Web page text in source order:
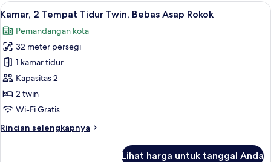
Tempat
King,
Bebas
Asap
Rokok
Lihat
semua
foto
untuk
Kamar,
2
Tempat
Tidur
Bebas
Kamar, 2 Tempat Tidur Twin, Bebas
4
Kamar, 2 Tempat Tidur Twin, Bebas Asap Rokok
Pemandangan kota
32 meter persegi
1 kamar tidur
Kapasitas 2
2 twin
Wi-Fi Gratis
Rincian selengkapnya
Rincian
Lihat harga untuk tanggal Anda